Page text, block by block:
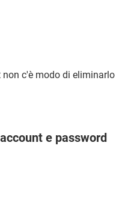
c'è modo di eliminarlo
e password